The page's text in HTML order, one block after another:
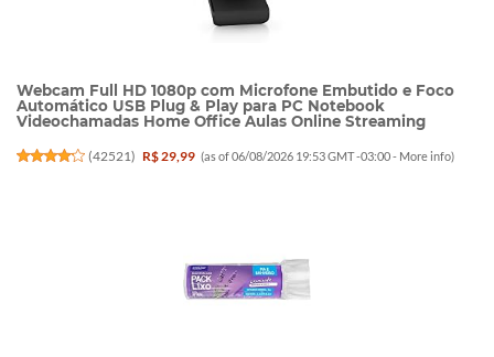
Webcam Full HD 1080p com Microfone Embutido e Foco
Automático USB Plug & Play para PC Notebook
Videochamadas Home Office Aulas Online Streaming
(42521) R$ 29,99 (as of 06/08/2026 19:53 GMT -03:00 - More info)